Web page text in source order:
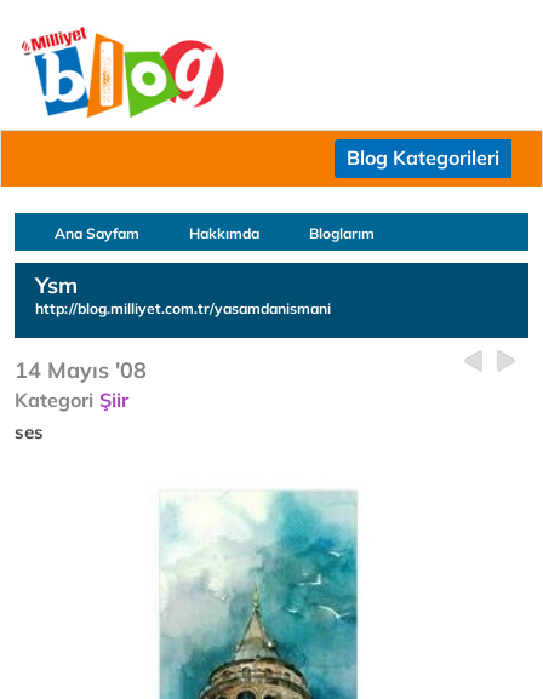
Blog Kategorileri
Ana Sayfam Hakkımda Bloglarım
Ysm
http://blog.milliyet.com.tr/yasamdanismani
14 Mayıs '08
Kategori Şiir
ses